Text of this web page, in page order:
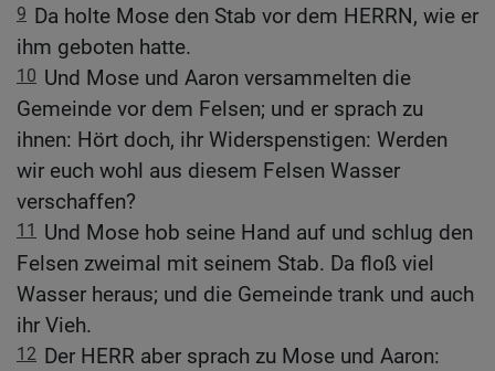
9 Da holte Mose den Stab vor dem HERRN, wie er
ihm geboten hatte.
10 Und Mose und Aaron versammelten die
Gemeinde vor dem Felsen; und er sprach zu
ihnen: Hört doch, ihr Widerspenstigen: Werden
wir euch wohl aus diesem Felsen Wasser
verschaffen?
11
Und Mose hob seine Hand auf und schlug den
Felsen zweimal mit seinem Stab. Da floß viel
Wasser heraus; und die Gemeinde trank und auch
ihr Vieh.
12 Der HERR aber sprach zu Mose und Aaron: